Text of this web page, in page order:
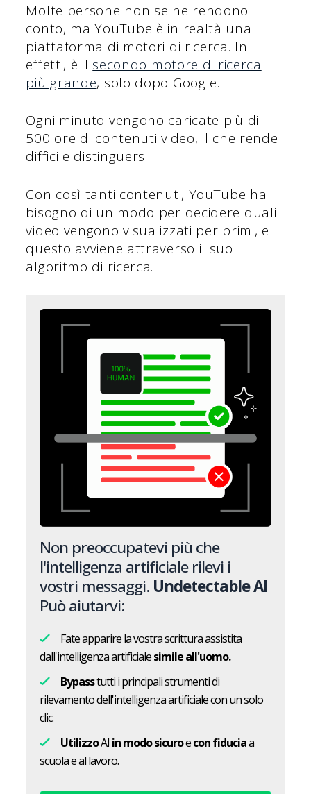
Molte persone non se ne rendono
conto, ma YouTube è in realtà una
piattaforma di motori di ricerca. In
effetti, è il secondo motore di ricerca
più grande, solo dopo Google.
Ogni minuto vengono caricate più di
500 ore di contenuti video, il che rende
difficile distinguersi.
Con così tanti contenuti, YouTube ha
bisogno di un modo per decidere quali
video vengono visualizzati per primi, e
questo avviene attraverso il suo
algoritmo di ricerca.
Non preoccupatevi più che
l'intelligenza artificiale rilevi i
vostri messaggi. Undetectable AI
Può aiutarvi:
Fate apparire la vostra scrittura assistita
dall'intelligenza artificialesimile all'uomo.
Bypasstutti i principali strumenti di
rilevamento dell'intelligenza artificiale con un solo
clic.
UtilizzoAI in modo sicuroecon fiduciaa
scuola e al lavoro.